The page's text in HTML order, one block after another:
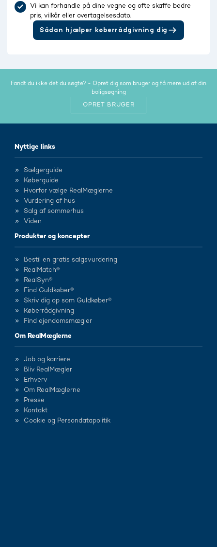
Vi kan forhandle på dine vegne og ofte skaffe bedre
pris, vilkår eller overtagelsesdato.
Sådan hjælper køberrådgivning dig
Fandt du ikke det du søgte? - Opret dig som bruger og få mere ud af din
boligsøgning
OPRET BRUGER
Nyttige links
Sælgerguide
Køberguide
Hvorfor vælge RealMæglerne
Vurdering af hus
Salg af sommerhus
Viden
Produkter og koncepter
Bestil en gratis salgsvurdering
RealMatch®
RealSyn®
Find Guldkøber®
Skriv dig op som Guldkøber®
Køberrådgivning
Find ejendomsmægler
Om RealMæglerne
Job og karriere
Bliv RealMægler
Erhverv
Om RealMæglerne
Presse
Kontakt
Cookie og Persondatapolitik